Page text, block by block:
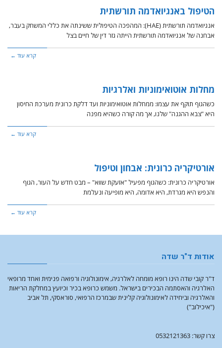
הטיפול באנגיואדמה תורשתית
אנגיואדמה תורשתית (HAE): המהפכה הטיפולית ששינתה את כללי המשחק בעבר,
אבחנה של אנגיואדמה תורשתית הייתה גזר דין של חיים בצל
קרא עוד ←
מחלות אוטואימוניות ואלרגיות
כשהגוף תוקף את עצמו: ממחלות אוטואימוניות ועד דלקת כרונית מערכת החיסון
היא "צבא ההגנה" שלנו, אך מה קורה כשהיא מפנה
קרא עוד ←
אורטיקריה כרונית: אבחון וטיפול
אורטיקריה כרונית: כשהגוף מפעיל "אזעקת שווא" – מבט חדש על העור, הגוף
והנפש היא מגרדת, היא אדומה, היא מופיעה ונעלמת
קרא עוד ←
אודות ד"ר שדה
ד"ר קובי שדה הינו רופא מומחה לאלרגיה, אימונולוגיה ורפואה פנימית ואחד מרופאי
האלרגיה והאסתמה הבכירים בישראל. משמש כרופא בכיר וכיועץ במחלקת הריאות
והאלרגיה וביחידה לאימונולוגיה קלינית שבמרכז הרפואי, סוראסקי, תל אביב
("איכילוב")
צרו קשר: 0532121363